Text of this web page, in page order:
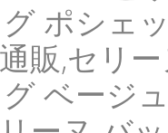
ポシェ
販,セリ
ベージ